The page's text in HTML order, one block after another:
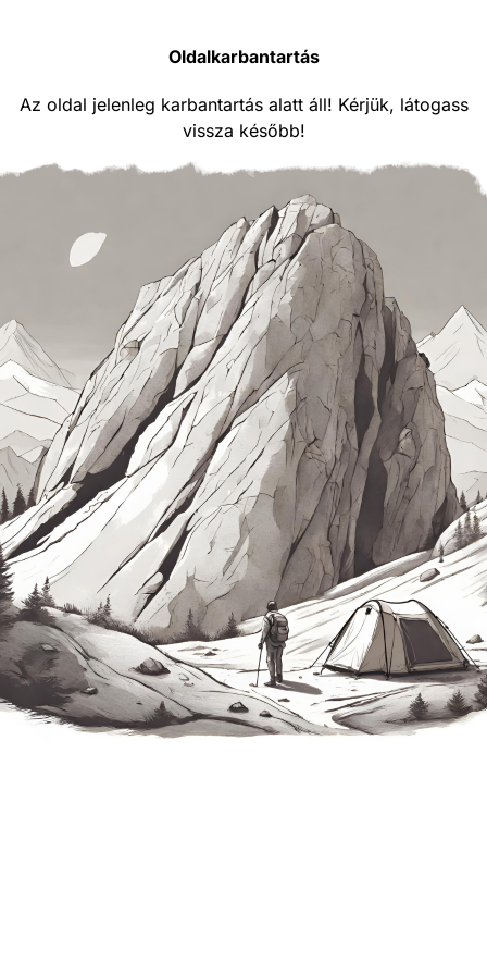
Oldalkarbantartás
Az oldal jelenleg karbantartás alatt áll! Kérjük, látogass
vissza később!